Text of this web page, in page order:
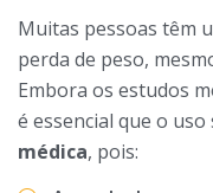
Muitas pessoas têm
perda de peso,
Embora os estudos
é essencial que o
médica, pois: